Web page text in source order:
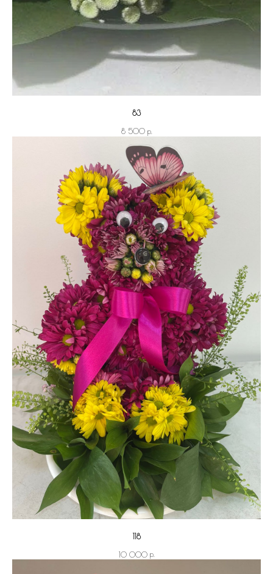
83
8 500 р.
118
10 000 р.